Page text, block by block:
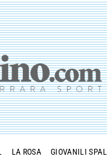
LA ROSA GIOVANILI SPAL